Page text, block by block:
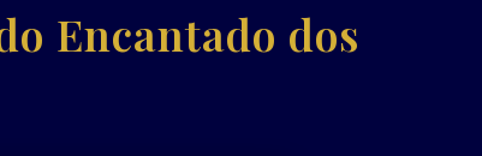
Encantado dos